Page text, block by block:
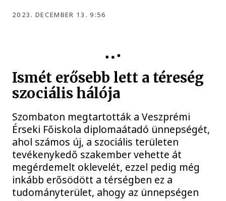
2023. DECEMBER 13. 9:56
Ismét erősebb lett a téreség
szociális hálója
Szombaton megtartották a Veszprémi
Érseki Főiskola diplomaátadó ünnepségét,
ahol számos új, a szociális területen
tevékenykedő szakember vehette át
megérdemelt oklevelét, ezzel pedig még
inkább erősödött a térségben ez a
tudományterület, ahogy az ünnepségen